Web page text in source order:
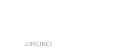
LONGINES